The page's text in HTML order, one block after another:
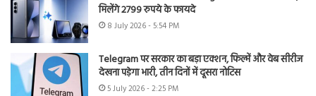
मिलेंगे 2799 रुपये के फायदे
8 July 2026 - 5:54 PM
Telegram पर सरकार का बड़ा एक्शन, फिल्में और वेब सीरीज
देखना पड़ेगा भारी, तीन दिनों में दूसरा नोटिस
5 July 2026 - 2:25 PM